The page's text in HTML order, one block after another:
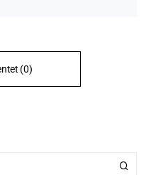
(0)